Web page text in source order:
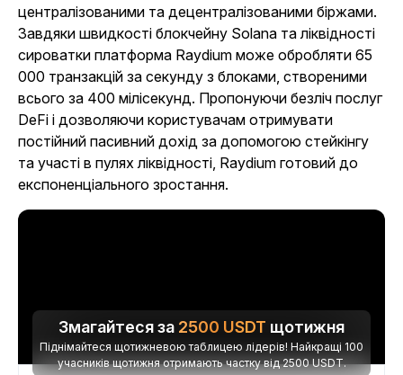
централізованими та децентралізованими біржами.
Завдяки швидкості блокчейну Solana та ліквідності
сироватки платформа Raydium може обробляти 65
000 транзакцій за секунду з блоками, створеними
всього за 400 мілісекунд. Пропонуючи безліч послуг
DeFi і дозволяючи користувачам отримувати
постійний пасивний дохід за допомогою стейкінгу
та участі в пулях ліквідності, Raydium готовий до
експоненціального зростання.
Змагайтеся за 2500 USDT щотижня
Піднімайтеся щотижневою таблицею лідерів! Найкращі 100
учасників щотижня отримають частку від 2500 USDT.